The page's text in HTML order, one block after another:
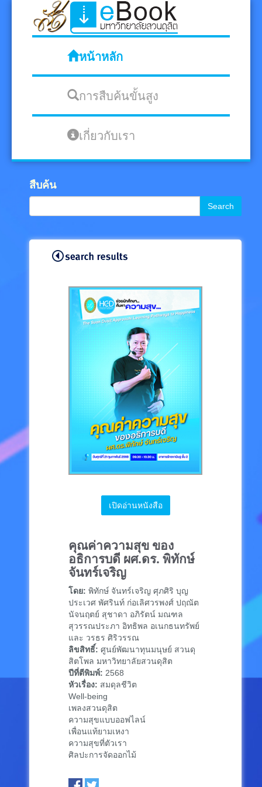
หน้าหลัก
การสืบค้นขั้นสูง
เกี่ยวกับเรา
สืบค้น
Search
เปิดอ่านหนังสือ
คุณค่าความสุข ของ
อธิการบดี ผศ.ดร. พิทักษ์
จันทร์เจริญ
โดย: พิทักษ์ จันทร์เจริญ ศุภศิริ บุญ
ประเวศ พัศรินท์ ก่อเลิศวรพงศ์ ปฤณัต
นัจนฤตย์ สุชาดา อภิรัตน์ มณฑล
สุวรรณประภา อิทธิพล อเนกธนทรัพย์
และ วรธร ศิริวรรณ
ลิขสิทธิ์: ศูนย์พัฒนาทุนมนุษย์ สวนดุ
สิตโพล มหาวิทยาลัยสวนดุสิต
ปีที่ตีพิมพ์: 2568
หัวเรื่อง: สมดุลชีวิต
Well-being
เพลงสวนดุสิต
ความสุขแบบออฟไลน์
เพื่อนแท้ยามเหงา
ความสุขที่ตัวเรา
ศิลปะการจัดออกไม้